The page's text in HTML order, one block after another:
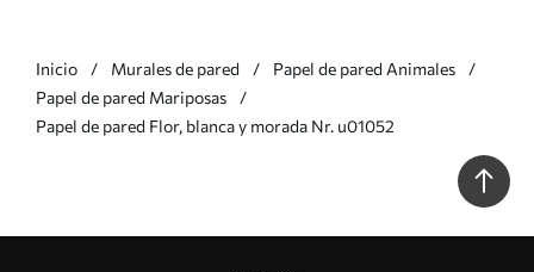
Inicio Murales de pared
Papel de pared Animales
Papel de pared Mariposas
Papel de pared Flor, blanca y morada Nr. u01052